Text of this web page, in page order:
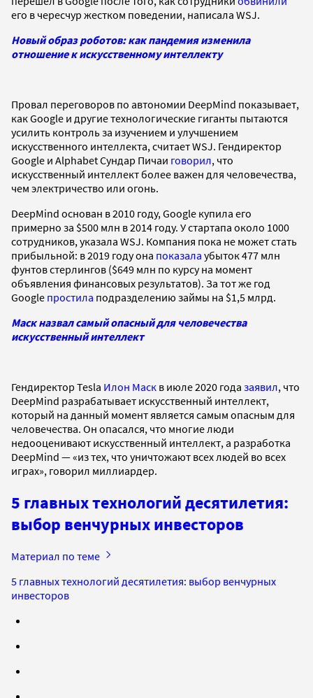
его в чересчур жестком поведении, написала WSJ.
Новый образ роботов: как пандемия изменила
отношение к искусственному интеллекту
Провал переговоров по автономии DeepMind показывает,
как Google и другие технологические гиганты пытаются
усилить контроль за изучением и улучшением
искусственного интеллекта, считает WSJ. Гендиректор
Google и Alphabet Сундар Пичаи говорил, что
искусственный интеллект более важен для человечества,
чем электричество или огонь.
DeepMind основан в 2010 году, Google купила его
примерно за $500 млн в 2014 году. У стартапа около 1000
сотрудников, указала WSJ. Компания пока не может стать
прибыльной: в 2019 году она показала убыток 477 млн
фунтов стерлингов ($649 млн по курсу на момент
объявления финансовых результатов). За тот же год
Google простила подразделению займы на $1,5 млрд.
Маск назвал самый опасный для человечества
искусственный интеллект
Гендиректор Tesla Илон Маск в июле 2020 года заявил, что
DeepMind разрабатывает искусственный интеллект,
который на данный момент является самым опасным для
человечества. Он опасался, что многие люди
недооценивают искусственный интеллект, а разработка
DeepMind — «из тех, что уничтожают всех людей во всех
играх», говорил миллиардер.
5 главных технологий десятилетия:
выбор венчурных инвесторов
Материал по теме
5 главных технологий десятилетия: выбор венчурных
инвесторов